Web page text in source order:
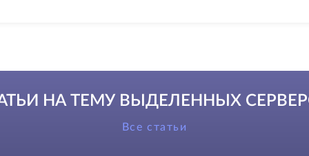
НА ТЕМУ ВЫДЕЛЕННЫХ
Все статьи